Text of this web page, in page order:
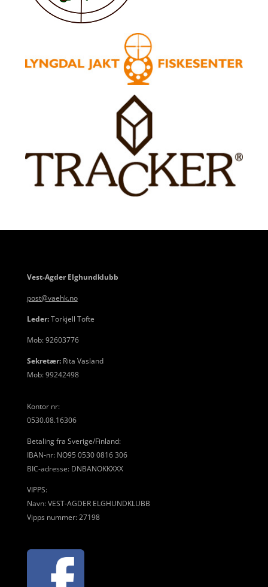
Vest-Agder Elghundklubb
post@vaehk.no
Leder:Torkjell Tofte
Mob: 92603776
Sekretær:Rita Vasland
Mob: 99242498
Kontor nr:
0530.08.16306
Betaling fra Sverige/Finland:
IBAN-nr: NO95 0530 0816 306
BIC-adresse: DNBANOKKXXX
VIPPS:
Navn: VEST-AGDER ELGHUNDKLUBB
Vipps nummer: 27198